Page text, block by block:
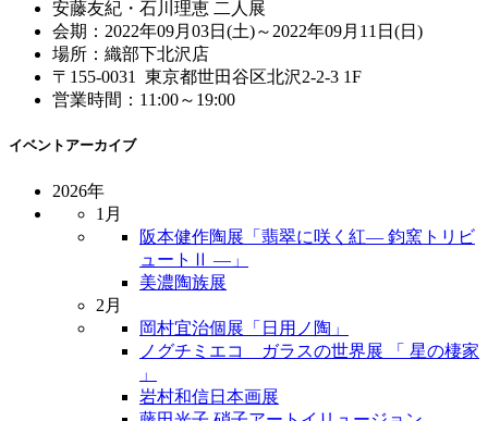
安藤友紀・石川理恵 二人展
会期：2022年09月03日(土)～2022年09月11日(日)
場所：織部下北沢店
〒155-0031 東京都世田谷区北沢2-2-3 1F
営業時間：11:00～19:00
イベントアーカイブ
2026年
1月
阪本健作陶展「翡翠に咲く紅― 鈞窯トリビ
ュートⅡ ―」
美濃陶族展
2月
岡村宜治個展「日用ノ陶」
ノグチミエコ ガラスの世界展 「 星の棲家
」
岩村和信日本画展